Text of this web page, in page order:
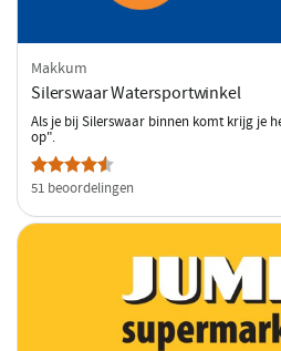
Makkum
Silerswaar Watersportwinkel
Als je bij Silerswaar binnen komt krijg je
op".
51 beoordelingen